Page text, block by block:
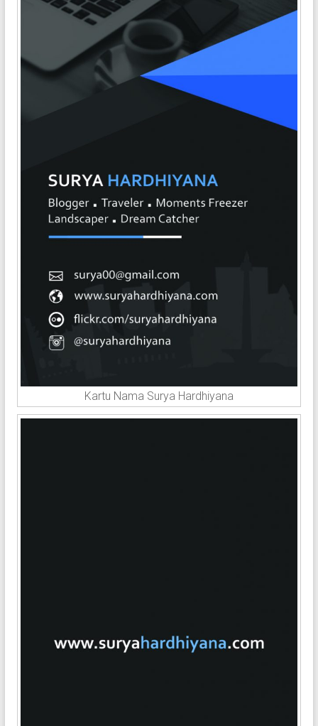
Kartu Nama Surya Hardhiyana